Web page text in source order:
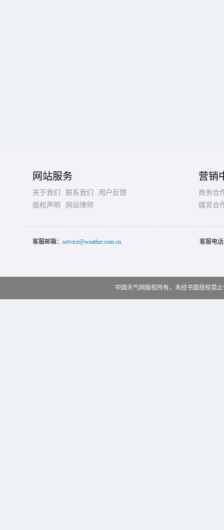
网站服务
关于我们 联系我们
用户反馈
版权声明
网站律师
营销
商务合
媒资合
客服邮箱： service@weather.com.cn 客服电
中国天气网版权所有，未经书面授权